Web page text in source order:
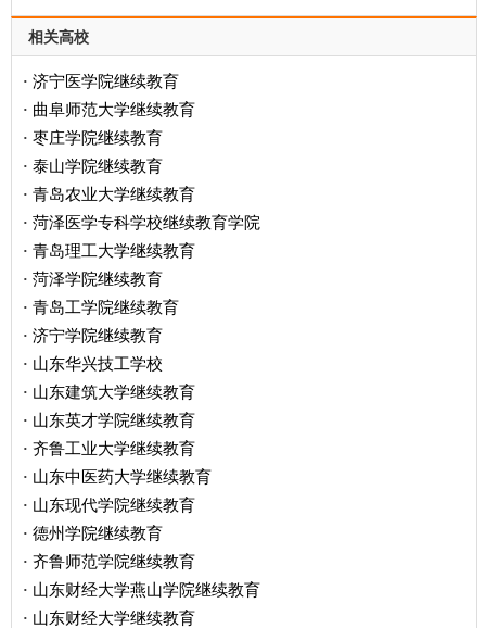
相关高校
· 济宁医学院继续教育
· 曲阜师范大学继续教育
· 枣庄学院继续教育
· 泰山学院继续教育
· 青岛农业大学继续教育
· 菏泽医学专科学校继续教育学院
· 青岛理工大学继续教育
· 菏泽学院继续教育
· 青岛工学院继续教育
· 济宁学院继续教育
· 山东华兴技工学校
· 山东建筑大学继续教育
· 山东英才学院继续教育
· 齐鲁工业大学继续教育
· 山东中医药大学继续教育
· 山东现代学院继续教育
· 德州学院继续教育
· 齐鲁师范学院继续教育
· 山东财经大学燕山学院继续教育
· 山东财经大学继续教育